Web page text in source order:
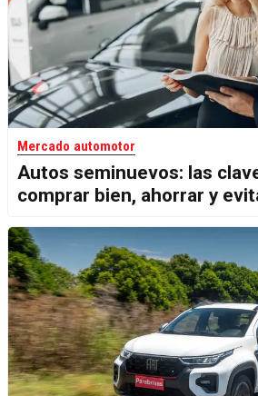
Mercado automotor
Autos seminuevos: las
comprar bien, ahorrar y